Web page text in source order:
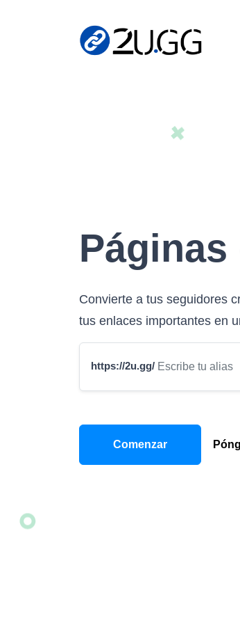
Convierte a tus seguidores
tus enlaces importantes en
https://2u.gg/
Comenzar